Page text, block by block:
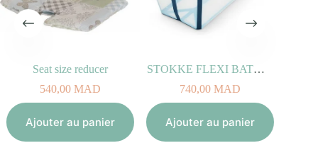
Seat size reducer
540,00MAD
Ajouter au panier
STOKKE FLEXI BATH Transparent Bleu
740,00MAD
Ajouter au panier